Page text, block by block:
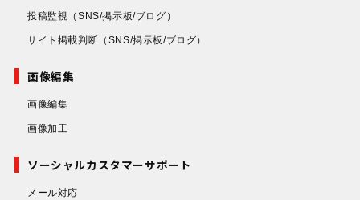
投稿監視 （SNS/掲示板/ブログ）
サイト掲載判断 （SNS/掲示板/ブログ）
画像編集
画像編集
画像加工
ソーシャルカスタマーサポート
メール対応